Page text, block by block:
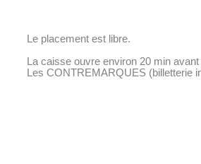
Le placement est libre.
La caisse ouvre environ 20 min
Les CONTREMARQUES (billetterie